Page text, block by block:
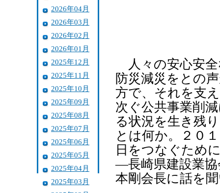
2026年04月
2026年03月
2026年02月
2026年01月
2025年12月
2025年11月
2025年10月
2025年09月
2025年08月
2025年07月
2025年06月
2025年05月
2025年04月
2025年03月
人々の安心安
防災減災をとの
方で、それを支
次ぐ公共事業削
る状況を生き残
とは何か。２０
日をつなぐため
―長崎県建設業協
本剛会長に話を